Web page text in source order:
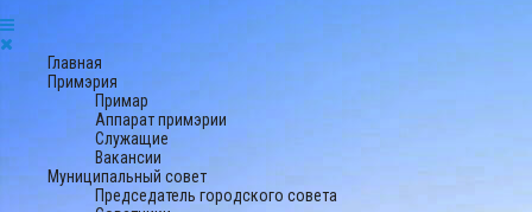
Главная
Примэрия
Примар
Аппарат примэрии
Служащие
Вакансии
Муниципальный совет
Председатель городского совета